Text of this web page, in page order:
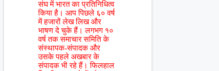
संघ में भारत का प्रतिनिधित्व
किया है। आप पिछले ६० वर्ष
में हजारों लेख लिख और
भाषण दे चुके हैं। लगभग १०
वर्ष तक समाचार समिति के
संस्थापक-संपादक और
उसके पहले अखबार के
संपादक भी रहे हैं। फिलहाल